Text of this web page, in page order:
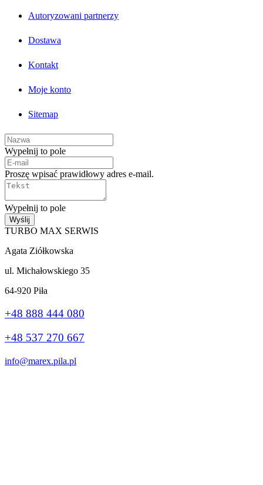
Autoryzowani partnerzy
Dostawa
Kontakt
Moje konto
Sitemap
Wypełnij to pole
Proszę wpisać prawidłowy adres e-mail.
Wypełnij to pole
Wyślij
TURBO MAX SERWIS
Agata Ziółkowska
ul. Michałowskiego 35
64-920 Piła
+48 888 444 080
+48 537 270 667
info@marex.pila.pl